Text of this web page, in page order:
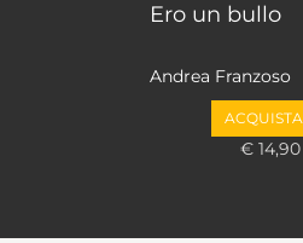
Ero un bullo
Andrea Franzoso
ACQUISTA
€ 14,90